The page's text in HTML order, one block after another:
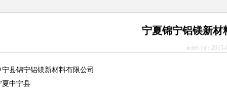
宁夏锦宁铝镁新材
更新时间：
县锦宁铝镁新材料有限公司
夏中宁县